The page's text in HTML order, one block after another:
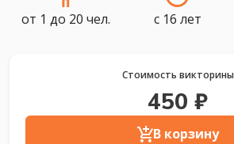
от 1 до 20 чел. с 16 лет
Стоимость викторины
450 ₽
В корзину